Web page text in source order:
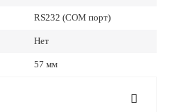
RS232 (COM порт)
Нет
57 мм